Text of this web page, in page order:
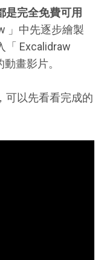
是完全免費可用
」中先逐步繪製
「 Excalidraw
畫影片。
可以先看看完成的